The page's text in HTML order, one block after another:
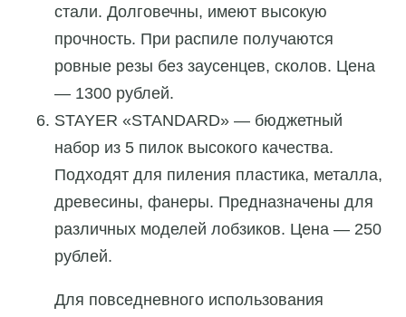
стали. Долговечны, имеют высокую
прочность. При распиле получаются
ровные резы без заусенцев, сколов. Цена
— 1300 рублей.
STAYER «STANDARD» — бюджетный
набор из 5 пилок высокого качества.
Подходят для пиления пластика, металла,
древесины, фанеры. Предназначены для
различных моделей лобзиков. Цена — 250
рублей.
Для повседневного использования